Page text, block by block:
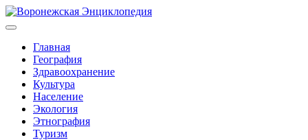
Главная
География
Здравоохранение
Культура
Население
Экология
Этнография
Туризм